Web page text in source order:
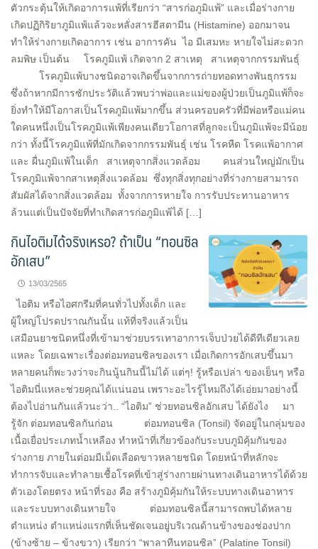
ตัวกระตุ้นให้เกิดอาการแพ้ที่เรียกว่า “สารก่อภูมิแพ้” และเมื่อร่างกาย
เกิดปฏิกิริยาภูมิแพ้แล้วจะหลั่งสารฮีสตามีน (Histamine) ออกมาจน
ทำให้ร่างกายเกิดอาการ เช่น อาการคัน ไอ มีเสมหะ หายใจไม่สะดวก
ลมพิษ เป็นต้น โรคภูมิแพ้ เกิดจาก 2 สาเหตุ สาเหตุจากกรรมพันธุ์
โรคภูมิแพ้บางชนิดอาจเกิดขึ้นจากการถ่ายทอดทางพันธุกรรม
ซึ่งถ้าหากมีการซักประวัติแล้วพบว่าพ่อและแม่ของผู้ป่วยเป็นภูมิแพ้ก็จะ
ยิ่งทำให้มีโอกาสเป็นโรคภูมิแพ้มากขึ้น ส่วนครอบครัวที่มีพ่อหรือแม่คน
ใดคนหนึ่งเป็นโรคภูมิแพ้เพียงคนเดียวโอกาสที่ลูกจะเป็นภูมิแพ้จะมีน้อย
กว่า ทั้งนี้โรคภูมิแพ้ที่มักเกิดจากกรรมพันธุ์ เช่น โรคหืด โรคแพ้อากาศ
และ ผื่นภูมิแพ้ในเด็ก สาเหตุจากสิ่งแวดล้อม คนส่วนใหญ่มักเป็น
โรคภูมิแพ้จากสาเหตุสิ่งแวดล้อม ซึ่งทุกสิ่งทุกอย่างที่ร่างกายสามารถ
สัมผัสได้จากสิ่งแวดล้อม ทั้งจากการหายใจ การรับประทานอาหาร
ล้วนแต่เป็นปัจจัยที่ทำเกิดสารก่อภูมิแพ้ได้ […]
กินไอติมได้จริงเหรอ? ถ้าเป็น “ทอนซิล
อักเสบ”
13/03/2565
ไอติม หรือไอศกรีมที่คนทั่วไปทั้งเด็ก และ
ผู้ใหญ่โปรดปราณกันนั้น แท้ที่จริงแล้วเป็น
เสมือนยาชนิดหนึ่งที่เข้ามาช่วยบรรเทาอาการเจ็บป่วยได้ดีทีเดียวเลย
แหละ โดยเฉพาะเรื่องต่อมทอนซิลของเรา เมื่อเกิดการอักเสบขึ้นมา
หลายคนก็พะวงว่าจะกินนู้นกินนี้ไม่ได้ แต่ๆ! รู้หรือเปล่า ของเย็นๆ หรือ
ไอติมนี่แหละช่วยคุณได้แน่นอน เพราะอะไรรู้ไหมถึงได้เอ่ยมาอย่างนี้
ต้องไปอ่านกันแล้วนะว่า.. “ไอติม” ช่วยทอนซิลอักเสบ ได้ยังไง มา
รู้จัก ต่อมทอนซิลกันก่อน ต่อมทอนซิล (Tonsil) จัดอยู่ในกลุ่มของ
เนื้อเยื่อประเภทน้ำเหลือง ทำหน้าที่เกี่ยวข้องกับระบบภูมิคุ้มกันของ
ร่างกาย ภายในต่อมมีเม็ดเลือดขาวหลายชนิด โดยหน้าที่หลักจะ
ทำการจับและทำลายเชื้อโรคที่เข้าสู่ร่างกายผ่านทางเดินอาหารได้ด้วย
ตัวเองโดยตรง หน้าที่รอง คือ สร้างภูมิคุ้มกันให้ระบบทางเดินอาหาร
และระบบทางเดินหายใจ ต่อมทอนซิลนี้สามารถพบได้หลาย
ตำแหน่ง ตำแหน่งแรกที่เห็นชัดเจนอยู่บริเวณด้านข้างของช่องปาก
(ข้างซ้าย – ข้างขวา) เรียกว่า “พาลาทีนทอนซิล” (Palatine Tonsil)